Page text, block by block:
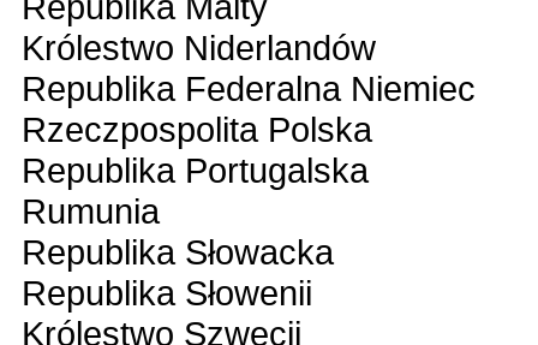
Królestwo Niderlandów
Republika Federalna Niemiec
Rzeczpospolita Polska
Republika Portugalska
Rumunia
Republika Słowacka
Republika Słowenii
Królestwo Szwecji